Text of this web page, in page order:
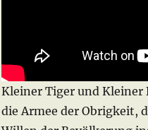
Kleiner Tiger und
die Armee der Obrigkeit,